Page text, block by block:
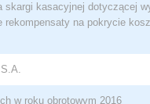
skargi kasacyjnej dotyczącej
rekompensaty na pokrycie
w roku obrotowym 2016